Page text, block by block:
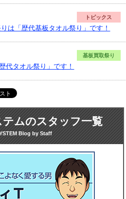
トピックス
は「歴代基板タオル祭り」です！
基板買取祭り
代タオル祭り」です！
ムのスタッフ一覧
Blog by Staff